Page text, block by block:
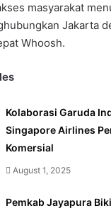
masyarakat
Jakarta
Whoosh.
Kolaborasi Garuda
Singapore Airlines
Komersial
August 1, 2025
Pemkab Jayapura